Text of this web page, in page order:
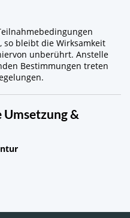
so bleibt die Wirksamkeit
unberührt. Anstelle
Bestimmungen treten
Umsetzung &